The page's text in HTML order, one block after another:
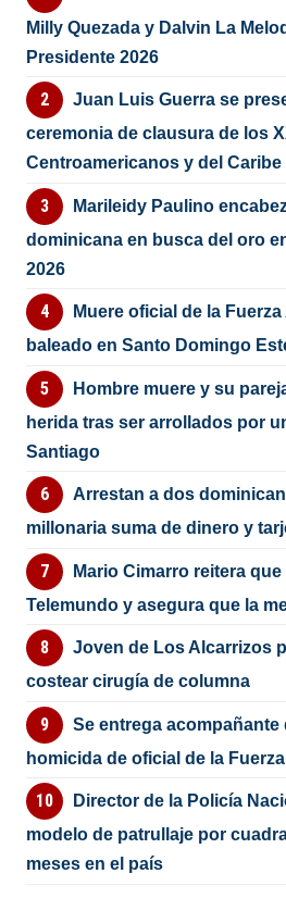
Milly Quezada y Dalvin La
Presidente 2026
Juan Luis Guerra se
ceremonia de clausura de los
Centroamericanos y del
Marileidy Paulino
dominicana en busca del oro
2026
Muere oficial de la
baleado en Santo Domingo
Hombre muere y su
herida tras ser arrollados por
Santiago
Arrestan a dos
millonaria suma de dinero y
Mario Cimarro reitera
Telemundo y asegura que la
Joven de Los Alcarrizos
costear cirugía de columna
Se entrega
homicida de oficial de la
Director de la Policía
modelo de patrullaje por
meses en el país